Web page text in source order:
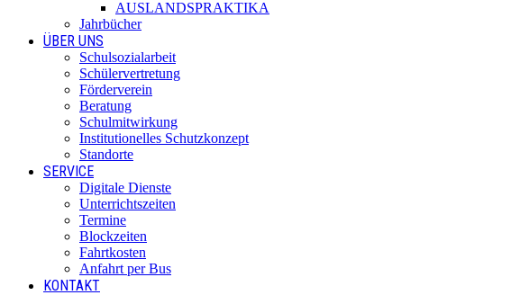
AUSLANDSPRAKTIKA
Jahrbücher
ÜBER UNS
Schulsozialarbeit
Schülervertretung
Förderverein
Beratung
Schulmitwirkung
Institutionelles Schutzkonzept
Standorte
SERVICE
Digitale Dienste
Unterrichtszeiten
Termine
Blockzeiten
Fahrtkosten
Anfahrt per Bus
KONTAKT